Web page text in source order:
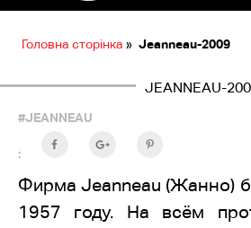
Головна сторінка » Jeanneau-2009
JEANNEAU-
#JEANNEAU
:
Фирма Jeanneau (Жанно)
1957 году. На всём